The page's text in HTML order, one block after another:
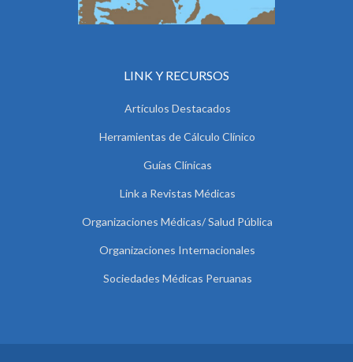
LINK Y RECURSOS
Artículos Destacados
Herramientas de Cálculo Clínico
Guías Clínicas
Link a Revistas Médicas
Organizaciones Médicas/ Salud Pública
Organizaciones Internacionales
Sociedades Médicas Peruanas